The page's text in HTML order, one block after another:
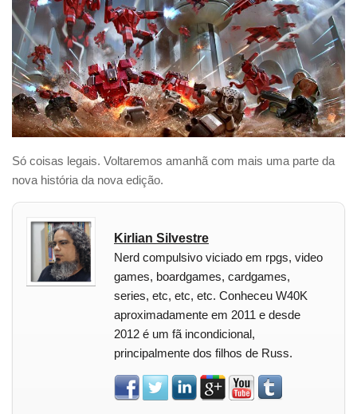
Só coisas legais. Voltaremos amanhã com mais uma parte da
nova história da nova edição.
Kirlian Silvestre
Nerd compulsivo viciado em rpgs, video
games, boardgames, cardgames,
series, etc, etc, etc. Conheceu W40K
aproximadamente em 2011 e desde
2012 é um fã incondicional,
principalmente dos filhos de Russ.